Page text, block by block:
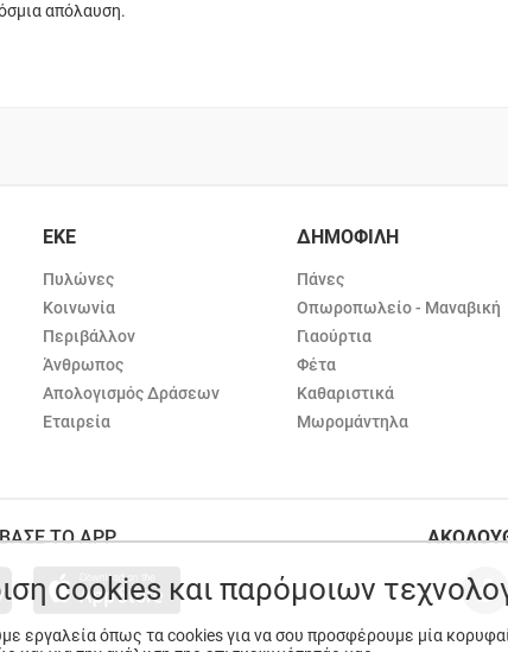
απόλαυση.
ΕΚΕ
Πυλώνες
Κοινωνία
Περιβάλλον
Άνθρωπος
Απολογισμός Δράσεων
Εταιρεία
ΔΗΜΟΦΙΛΗ
Πάνες
Οπωροπωλείο - Μαναβική
Γιαούρτια
Φέτα
Καθαριστικά
Μωρομάντηλα
ΤΟ APP
cookies και παρόμοιων
εργαλεία όπως τα cookies για να σου προσφέρουμε μία